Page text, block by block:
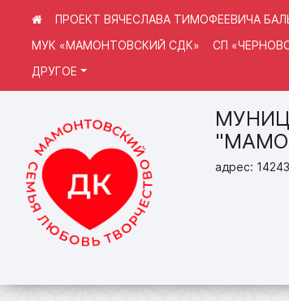
адрес:
ПРОЕКТ ВЯЧЕСЛАВА ТИМОФЕЕВИЧА
МУК «МАМОНТОВСКИЙ СДК»
СП
ДРУГОЕ